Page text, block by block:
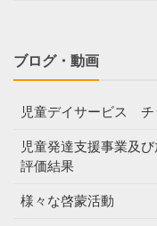
ブログ・動画
児童デイサービス チ
児童発達支援事業及
評価結果
様々な啓蒙活動